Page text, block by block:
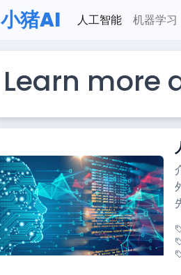
小猪AI 人工智能 机器学习
Learn more